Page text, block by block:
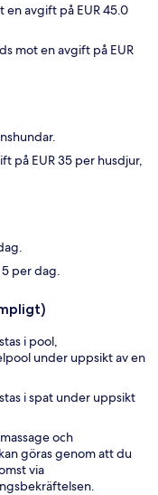
en avgift på EUR 45.0
mot en avgift på EUR
på EUR 35 per husdjur,
5 per dag.
i pool,
under uppsikt av en
i spat under uppsikt
och
göras genom att du
via